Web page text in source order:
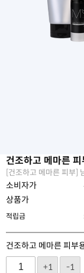
건조하고 메마른
[건조하고 메마른 피부]
소비자가
상품가
적립금
건조하고 메마른 피부
+1
-1